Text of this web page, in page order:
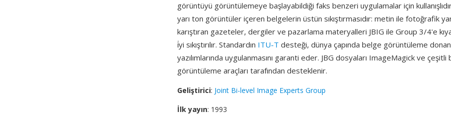
görüntüyü görüntülemeye başlayabildiği faks benzeri uygulamalar için
yarı ton görüntüler içeren belgelerin üstün sıkıştırmasıdır: metin ile fotoğrafik
karıştıran gazeteler, dergiler ve pazarlama materyalleri JBIG ile Group 3/4'e
i̇yi sıkıştırılır. Standardın ITU-T desteği, dünya çapında belge görüntüleme
yazılımlarında uygulanmasını garanti eder. JBG dosyaları ImageMagick ve çeşitli
görüntüleme araçları tarafından desteklenir.
Geliştirici: Joint Bi-level Image Experts Group
İlk yayın: 1993